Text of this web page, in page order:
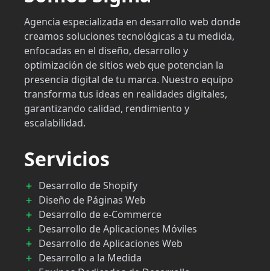
Agencia especializada en desarrollo web donde
creamos soluciones tecnológicas a tu medida,
enfocadas en el diseño, desarrollo y
optimización de sitios web que potencian la
presencia digital de tu marca. Nuestro equipo
transforma tus ideas en realidades digitales,
garantizando calidad, rendimiento y
escalabilidad.
Servicios
Desarrollo de Shopify
Diseño de Páginas Web
Desarrollo de e-Commerce
Desarrollo de Aplicaciones Móviles
Desarrollo de Aplicaciones Web
Desarrollo a la Medida